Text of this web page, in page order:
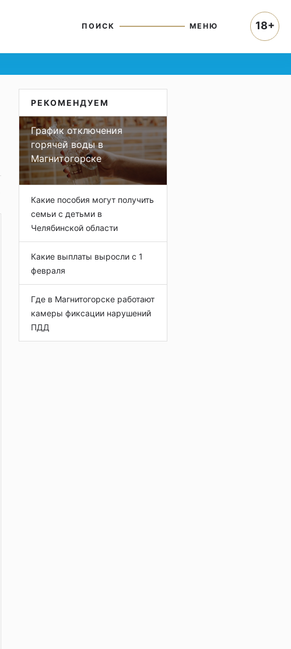
ПОИСК МЕНЮ
РЕКОМЕНДУЕМ
График отключения
горячей воды в
Магнитогорске
Какие пособия могут получить
семьи с детьми в
Челябинской области
Какие выплаты выросли с 1
февраля
Где в Магнитогорске работают
камеры фиксации нарушений
ПДД
18+